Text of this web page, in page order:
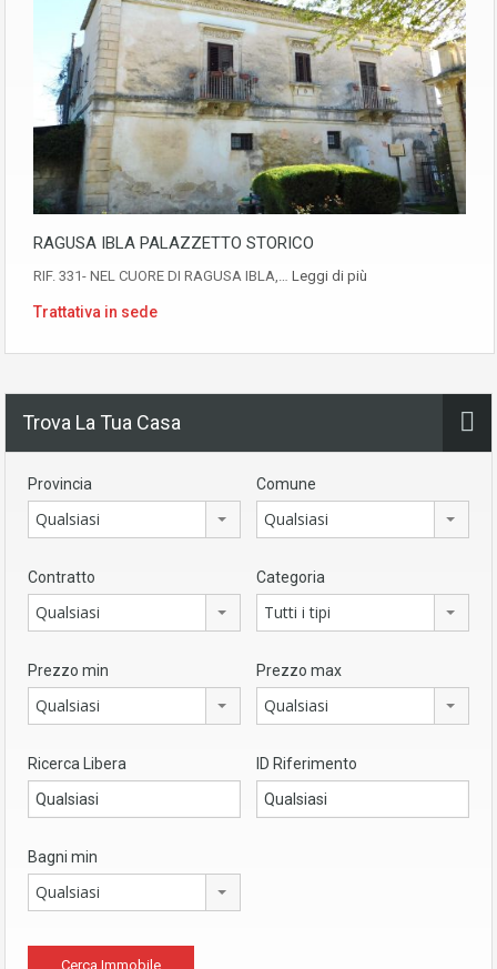
RAGUSA IBLA PALAZZETTO STORICO
RIF. 331- NEL CUORE DI RAGUSA IBLA,… Leggi di più
Trattativa in sede
Trova La Tua Casa
Provincia
Qualsiasi
Comune
Qualsiasi
Contratto
Qualsiasi
Categoria
Tutti i tipi
Prezzo min
Qualsiasi
Prezzo max
Qualsiasi
Ricerca Libera ID Riferimento
Bagni min
Qualsiasi